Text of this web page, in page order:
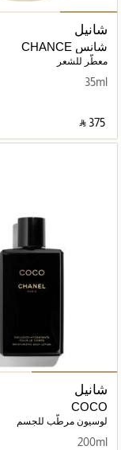
شانيل
شانس CHANCE
معطّر للشعر
35ml
‎ ⃁ ⁦375⁩ ‎
شانيل
COCO
لوسيون مرطّب للجسم
200ml